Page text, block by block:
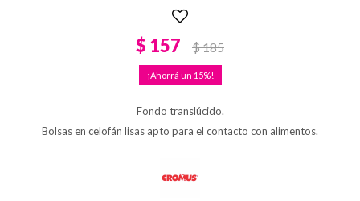
$ 157 $185
15
Fondo translúcido.
Bolsas en celofán lisas apto para el contacto con alimentos.